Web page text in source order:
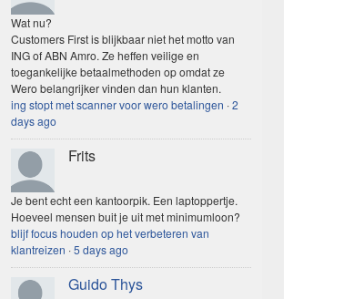
Wat nu?
Customers First is blijkbaar niet het motto van
ING of ABN Amro. Ze heffen veilige en
toegankelijke betaalmethoden op omdat ze
Wero belangrijker vinden dan hun klanten.
ing stopt met scanner voor wero betalingen ·2
days ago
Frits
Je bent echt een kantoorpik. Een laptoppertje.
Hoeveel mensen buit je uit met minimumloon?
blijf focus houden op het verbeteren van
klantreizen ·5 days ago
Guido Thys